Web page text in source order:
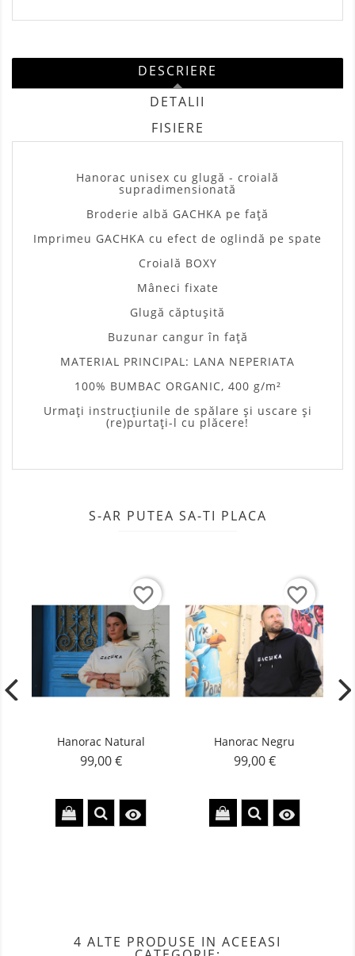
DESCRIERE
DETALII
FISIERE
Hanorac unisex cu glugă - croială
supradimensionată
Broderie albă GACHKA pe față
Imprimeu GACHKA cu efect de oglindă pe spate
Croială BOXY
Mâneci fixate
Glugă căptușită
Buzunar cangur în față
MATERIAL PRINCIPAL: LANA NEPERIATA
100% BUMBAC ORGANIC, 400 g/m²
Urmați instrucțiunile de spălare și uscare și
(re)purtați-l cu plăcere!
S-AR PUTEA SA-TI PLACA
Hanorac Natural
Pret
99,00 €

favorite_border
Hanorac Negru
Pret
99,00 €

favorite_border
4 ALTE PRODUSE IN ACEEASI